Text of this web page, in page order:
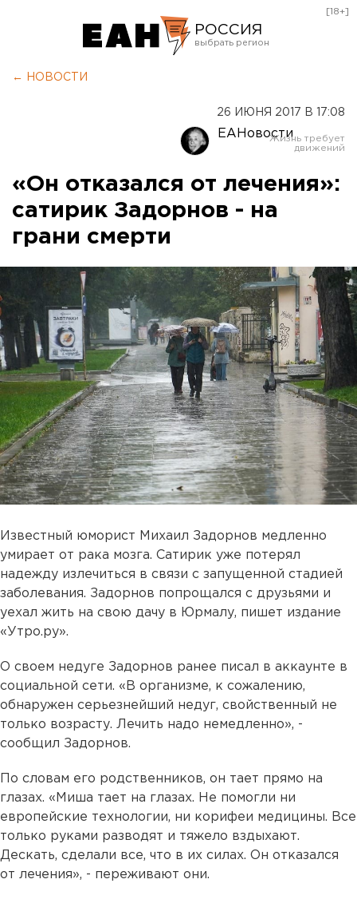
РОССИЯ
Оренбург
[18+]
← НОВОСТИ
26 ИЮНЯ 2017 В 17:08
ЕАНовости
«Он отказался от лечения»:
сатирик Задорнов - на
грани смерти
Известный юморист Михаил Задорнов медленно
умирает от рака мозга. Сатирик уже потерял
надежду излечиться в связи с запущенной стадией
заболевания. Задорнов попрощался с друзьями и
уехал жить на свою дачу в Юрмалу, пишет издание
«Утро.ру».
О своем недуге Задорнов ранее писал в аккаунте в
социальной сети. «В организме, к сожалению,
обнаружен серьезнейший недуг, свойственный не
только возрасту. Лечить надо немедленно», -
сообщил Задорнов.
По словам его родственников, он тает прямо на
глазах. «Миша тает на глазах. Не помогли ни
европейские технологии, ни корифеи медицины. Все
только руками разводят и тяжело вздыхают.
Дескать, сделали все, что в их силах. Он отказался
от лечения», - переживают они.